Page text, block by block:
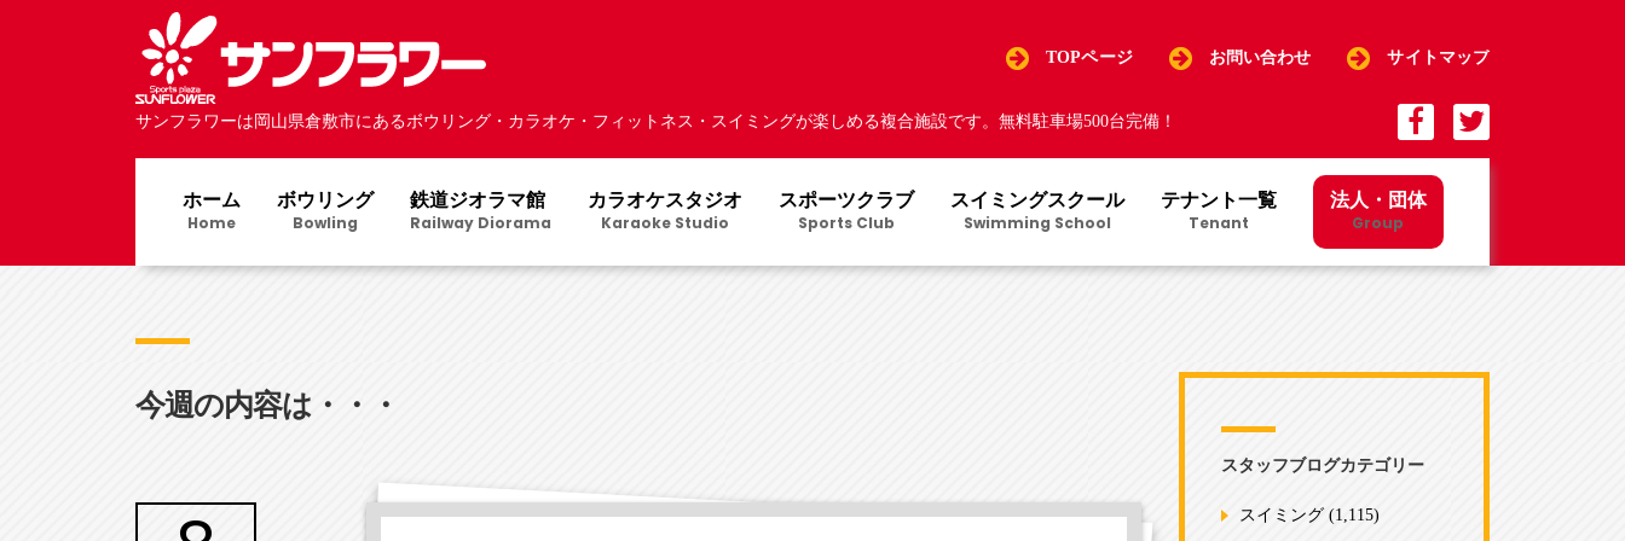
TOPページ お問い合わせ サイトマップ
サンフラワーは岡山県倉敷市にあるボウリング・カラオケ・フィットネス・スイミングが楽しめる複合施設です。無料駐車場500台完備！
ホーム
Home
ボウリング
Bowling
鉄道ジオラマ館
Railway Diorama
カラオケスタジオ
Karaoke Studio
スポーツクラブ
Sports Club
スイミングスクール
Swimming School
テナント一覧
Tenant
法人・団体
Group
今週の内容は・・・
スタッフブログカテゴリー
スイミング(1,115)